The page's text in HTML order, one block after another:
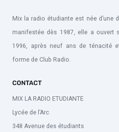
Mix la radio étudiante est née d’une
manifestée dès 1987, elle a ouvert
1996, après neuf ans de ténacité
forme de Club Radio.
CONTACT
MIX LA RADIO ETUDIANTE
Lycée de l’Arc
348 Avenue des étudiants